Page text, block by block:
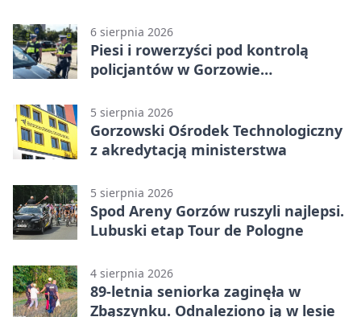
6 sierpnia 2026
Piesi i rowerzyści pod kontrolą
policjantów w Gorzowie
5 sierpnia 2026
Gorzowski Ośrodek Technologiczny
z akredytacją ministerstwa
5 sierpnia 2026
Spod Areny Gorzów ruszyli najlepsi.
Lubuski etap Tour de Pologne
4 sierpnia 2026
89-letnia seniorka zaginęła w
Zbąszynku. Odnaleziono ją w lesie